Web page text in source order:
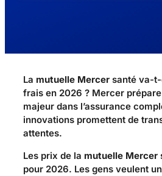
La mutuelle Mercer santé va-
frais en 2026 ? Mercer
majeur dans l’assurance
innovations promettent de
attentes.
Les prix de la mutuelle Mercer
pour 2026. Les gens veulent